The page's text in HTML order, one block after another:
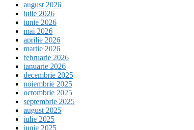
august 2026
iulie 2026
iunie 2026
mai 2026
aprilie 2026
martie 2026
februarie 2026
ianuarie 2026
decembrie 2025
noiembrie 2025
octombrie 2025
septembrie 2025
august 2025
iulie 2025
iunie 2025